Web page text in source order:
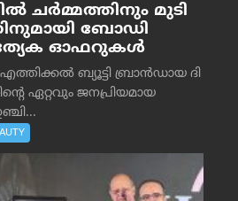
ചർമ്മത്തിനും മുടി
ബോഡി
ഓഫറുകൾ
എത്തിക്കൽ ബ്യൂട്ടി ബ്രാൻഡായ ദി
ഏറ്റവും ജനപ്രിയമായ